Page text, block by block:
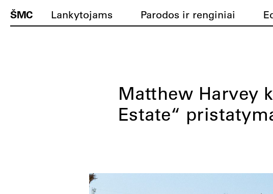
ŠMC Lankytojams Parodos ir renginiai
Matthew Harvey
Estate“